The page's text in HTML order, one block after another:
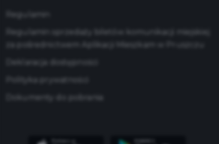
Regulamin
Regulamin sprzedaży biletów komunikacji miejskiej
za pośrednictwem Aplikacji Mieszkam w Pruszczu
Deklaracja dostępności
Polityka prywatności
Dokumenty do pobrania